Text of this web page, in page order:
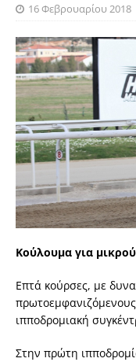
16 Φεβρουαρίου 2018
Κούλουμα για
Επτά κούρσες, με
ιπποδρομιακή
Στην πρώτη